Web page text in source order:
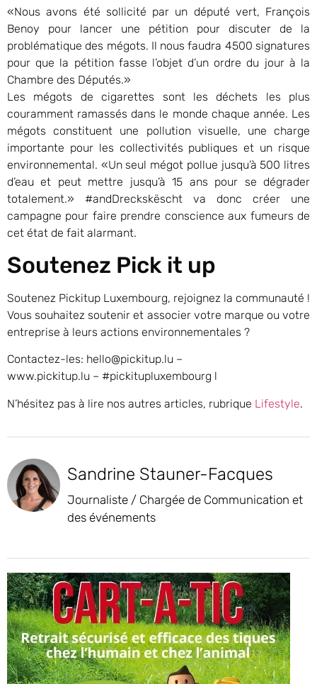
«Nous avons été sollicité par un député vert, François
Benoy pour lancer une pétition pour discuter de la
problématique des mégots. Il nous faudra 4500 signatures
pour que la pétition fasse l’objet d’un ordre du jour à la
Chambre des Députés.»
Les mégots de cigarettes sont les déchets les plus
couramment ramassés dans le monde chaque année. Les
mégots constituent une pollution visuelle, une charge
importante pour les collectivités publiques et un risque
environnemental. «Un seul mégot pollue jusqu’à 500 litres
d’eau et peut mettre jusqu’à 15 ans pour se dégrader
totalement.» #andDreckskëscht va donc créer une
campagne pour faire prendre conscience aux fumeurs de
cet état de fait alarmant.
Soutenez Pick it up
Soutenez Pickitup Luxembourg, rejoignez la communauté !
Vous souhaitez soutenir et associer votre marque ou votre
entreprise à leurs actions environnementales ?
Contactez-les: hello@pickitup.lu –
www.pickitup.lu – #pickitupluxembourg l
N’hésitez pas à lire nos autres articles, rubrique Lifestyle.
Sandrine Stauner-Facques
Journaliste / Chargée de Communication et
des événements